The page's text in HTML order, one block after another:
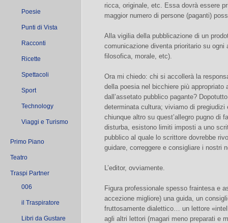
Poesie
Punti di Vista
Racconti
Ricette
Spettacoli
Sport
Technology
Viaggi e Turismo
Primo Piano
Teatro
Traspi Partner
006
il Traspiratore
Libri da Gustare
ricca, originale, etc. Essa dovrà essere
maggior numero di persone (paganti)
Alla vigilia della pubblicazione di un
comunicazione diventa prioritario su
filosofica, morale, etc).
Ora mi chiedo: chi si accollerà la
della poesia nel bicchiere più
dall’assetato pubblico pagante?
determinata cultura; viviamo di
chiunque altro su quest’allegro pugno di
disturba, esistono limiti imposti a uno
pubblico al quale lo scrittore dovrebbe
guidare, correggere e consigliare i nostri
L’editor, ovviamente.
Figura professionale spesso fraintesa e
accezione migliore) una guida, un
fruttosamente dialettico… un lettore
agli altri lettori (magari meno preparati e